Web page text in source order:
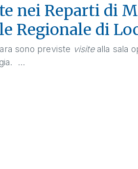
nei Reparti di
Regionale di
sono previste visitealla sala
...